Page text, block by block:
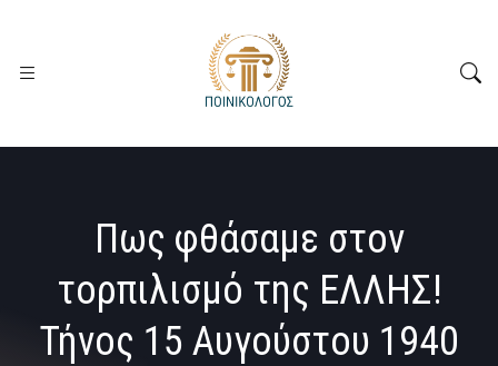
Πως φθάσαμε στον
τορπιλισμό της ΕΛΛΗΣ!
Τήνος 15 Αυγούστου 1940